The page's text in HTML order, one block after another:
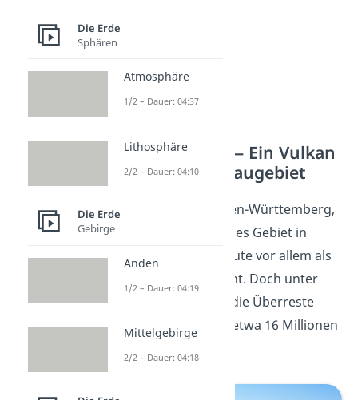
Der Kaiserstuhl — Ein Vulkan
mitten im Weinbaugebiet
Der Kaiserstuhl in Baden-Württemberg,
ein weiteres vulkanisches Gebiet in
Süddeutschland, ist heute vor allem als
bekannt. Doch unter
den Weinreben liegen die Überreste
eines Vulkans, der vor etwa 16 Millionen
Die Erde
Sphären
Atmosphäre
1/2 – Dauer: 04:37
Lithosphäre
2/2 – Dauer: 04:10
Die Erde
Gebirge
Anden
1/2 – Dauer: 04:19
Mittelgebirge
2/2 – Dauer: 04:18